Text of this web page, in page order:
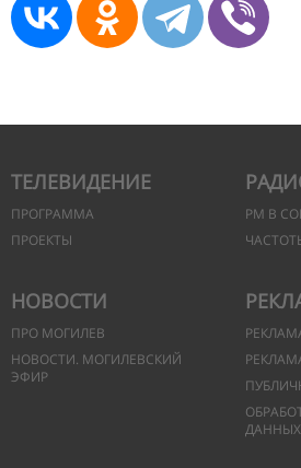
ТЕЛЕВИДЕНИЕ
ПРОГРАММА
ПРОЕКТЫ
РМ В
НОВОСТИ
ПРО МОГИЛЕВ
НОВОСТИ. МОГИЛЕВСКИЙ
ЭФИР
ДАННЫХ